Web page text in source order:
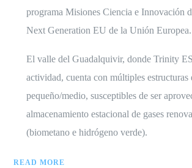
programa Misiones Ciencia e Innovación
Next Generation EU de la Unión Europea.
El valle del Guadalquivir, donde Trinity
actividad, cuenta con múltiples estructuras
pequeño/medio, susceptibles de ser
almacenamiento estacional de gases
(biometano e hidrógeno verde).
READ MORE